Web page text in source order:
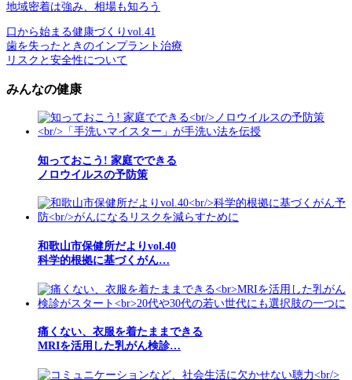
地域密着は強み、相場も知ろう
口から始まる健康づくりvol.41
歯を失ったときのインプラント治療
リスクと安全性について
みんなの健康
知っておこう! 家庭でできる
ノロウイルスの予防策
和歌山市保健所だよりvol.40
科学的根拠に基づくがん…
痛くない、衣服を着たままできる
MRIを活用した乳がん検診…